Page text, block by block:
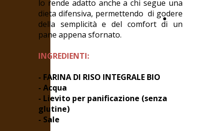
glutine
I
nostri
lo rende adatto anche a chi segue una
dieta difensiva, permettendo di godere
della semplicità e del comfort di un
pane appena sfornato.
INGREDIENTI:
- FARINA DI RISO INTEGRALE BIO
- Acqua
- Lievito per panificazione (senza
glutine)
- Sale